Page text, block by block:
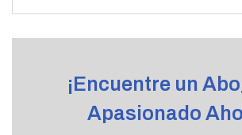
¡Encuentre un
Apasionado